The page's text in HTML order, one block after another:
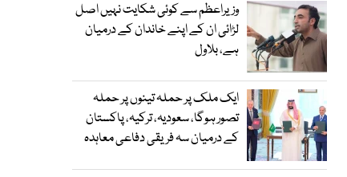
وزیراعظم سے کوئی شکایت نہیں اصل
لڑائی ان کے اپنے خاندان کے درمیان
ہے، بلاول
ایک ملک پر حملہ تینوں پر حملہ
تصور ہوگا، سعودیہ، ترکیہ، پاکستان
کے درمیان سہ فریقی دفاعی معاہدہ